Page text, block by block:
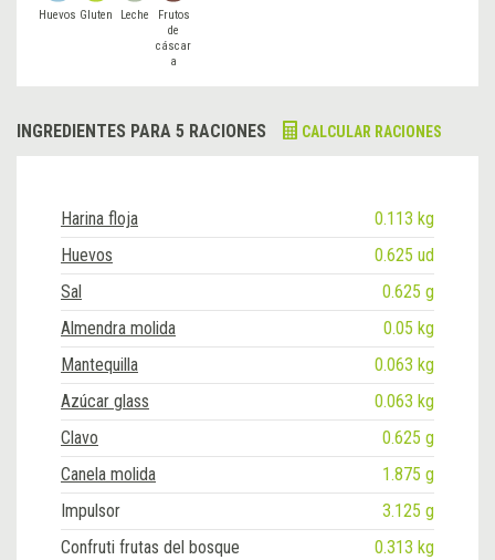
Huevos Gluten Leche
Frutos
de
cáscar
a
INGREDIENTES PARA 5 RACIONES CALCULAR RACIONES
Harina floja
0.113 kg
Huevos
0.625 ud
Sal
0.625 g
Almendra molida
0.05 kg
Mantequilla
0.063 kg
Azúcar glass
0.063 kg
Clavo
0.625 g
Canela molida
1.875 g
Impulsor
3.125 g
Confruti frutas del bosque
0.313 kg